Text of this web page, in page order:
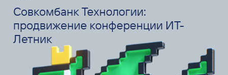
Совкомбанк Технологии:
продвижение конференции ИТ-
Летник